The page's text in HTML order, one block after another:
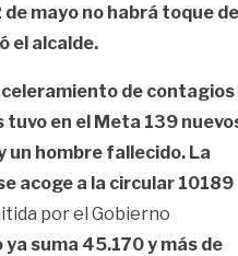
mayo no habrá toque de
el alcalde.
de contagios
tuvo en el Meta 139
un hombre fallecido. La
acoge a la circular 10189
por el Gobierno
suma 45.170 y más de